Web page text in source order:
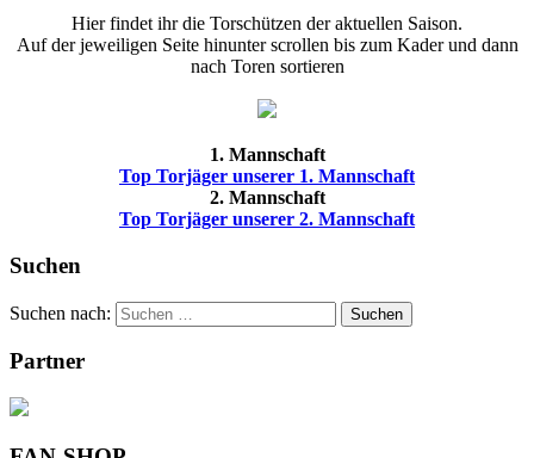
Hier findet ihr die Torschützen der aktuellen Saison.
Auf der jeweiligen Seite hinunter scrollen bis zum Kader und dann
nach Toren sortieren
1. Mannschaft
Top Torjäger unserer 1. Mannschaft
2. Mannschaft
Top Torjäger unserer 2. Mannschaft
Suchen
Suchen nach: Suchen
Partner